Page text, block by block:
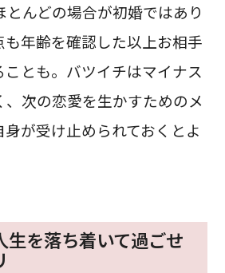
とんどの場合が初婚ではあり
も年齢を確認した以上お相手
とも。バツイチはマイナス
次の恋愛を生かすためのメ
身が受け止められておくとよ
生を落ち着いて過ごせ